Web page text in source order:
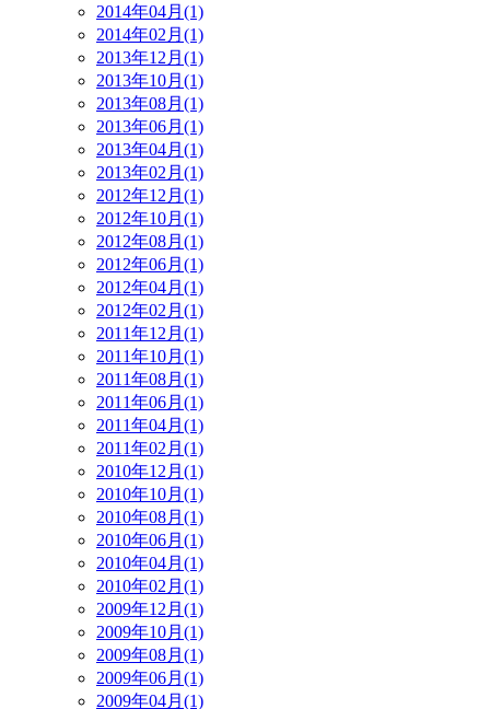
2014年04月(1)
2014年02月(1)
2013年12月(1)
2013年10月(1)
2013年08月(1)
2013年06月(1)
2013年04月(1)
2013年02月(1)
2012年12月(1)
2012年10月(1)
2012年08月(1)
2012年06月(1)
2012年04月(1)
2012年02月(1)
2011年12月(1)
2011年10月(1)
2011年08月(1)
2011年06月(1)
2011年04月(1)
2011年02月(1)
2010年12月(1)
2010年10月(1)
2010年08月(1)
2010年06月(1)
2010年04月(1)
2010年02月(1)
2009年12月(1)
2009年10月(1)
2009年08月(1)
2009年06月(1)
2009年04月(1)